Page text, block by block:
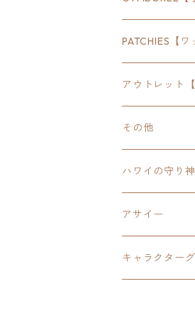
18inchオクタゴ
24inchオクタ
18inch×18inch
California
Interstate 州間
U.S. Route国道
アウトドア
スポーツ
ピクトグラム
ブランド
ミリタリー
ゲーム
SEWTS
FOODIE
SHORTS
KIDS
POMONA
PATCHIES【ワ
アウトレット
その他
ハワイの守り
アサイー
キャラクター